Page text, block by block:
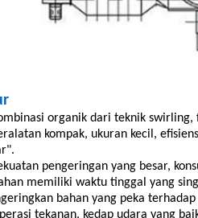
organik dari teknik
kompak, ukuran kecil,
pengeringan yang besar,
memiliki waktu tinggal yang
bahan yang peka
tekanan, kedap udara yang